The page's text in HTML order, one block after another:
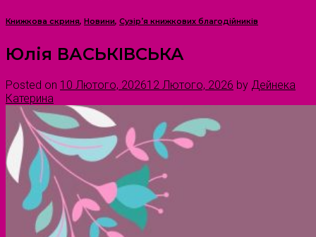
Книжкова скриня, Новини, Сузірʼя книжкових благодійників
Юлія ВАСЬКІВСЬКА
Posted on 10 Лютого, 202612 Лютого, 2026 by Дейнека
Катерина